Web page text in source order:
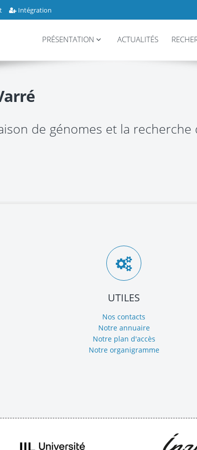
Intégration
PRÉSENTATION ACTUALITÉS
de génomes et la recherche
UTILES
Nos contacts
Notre annuaire
Notre plan d'accès
Notre organigramme